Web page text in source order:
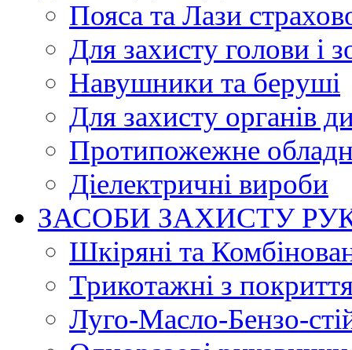
Пояса та Лази
Для захисту голови і
Навушники та беруші
Для захисту органів
Протипожежне
Діелектричні вироби
ЗАСОБИ ЗАХИСТУ
Шкіряні та
Трикотажні з
Луго-Масло-Бензо-